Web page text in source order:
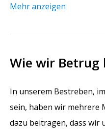
Mehr anzeigen
Wie wir Betrug
In unserem Bestreben,
sein, haben wir mehrere
dazu beitragen, dass wir